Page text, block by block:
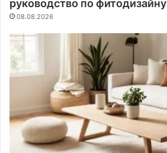
руководство по фитодизайну
08.08.2026